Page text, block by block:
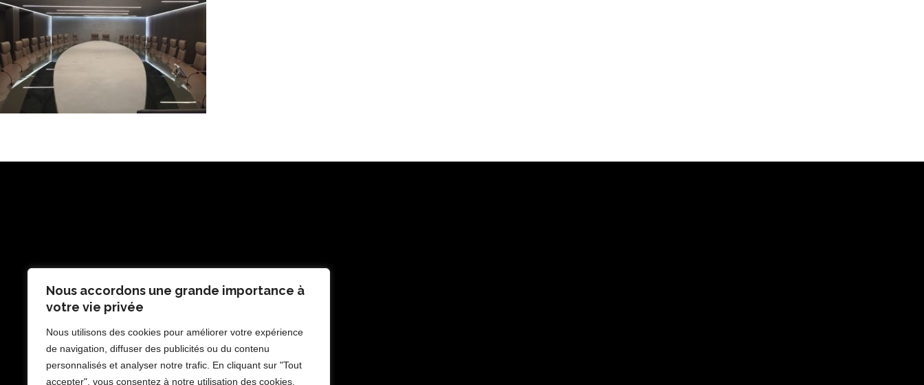
Nous accordons une grande importance à
votre vie privée
Nous utilisons des cookies pour améliorer votre expérience
de navigation, diffuser des publicités ou du contenu
personnalisés et analyser notre trafic. En cliquant sur "Tout
accepter", vous consentez à notre utilisation des cookies.